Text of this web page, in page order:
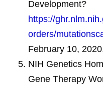
Development?
https://
orders/
February 10,
NIH Genetics
Gene Therapy